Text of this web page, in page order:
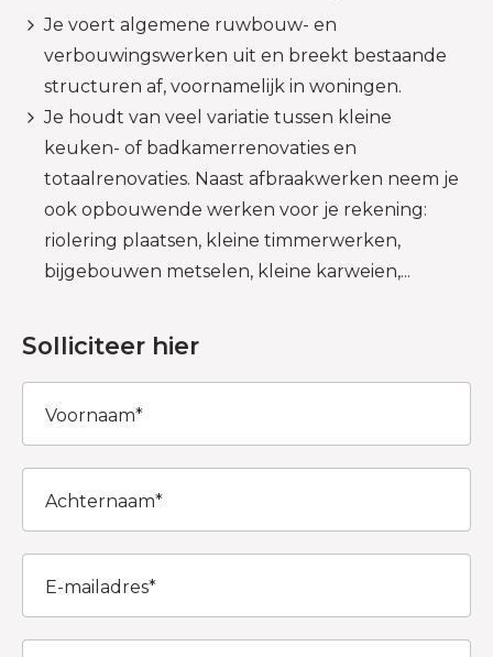
Je voert algemene ruwbouw- en
verbouwingswerken uit en breekt bestaande
structuren af, voornamelijk in woningen.
Je houdt van veel variatie tussen kleine
keuken- of badkamerrenovaties en
totaalrenovaties. Naast afbraakwerken neem je
ook opbouwende werken voor je rekening:
riolering plaatsen, kleine timmerwerken,
bijgebouwen metselen, kleine karweien,...
Solliciteer hier
Voornaam
Achternaam
E-mailadres